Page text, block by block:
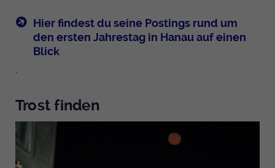
Hier findest du seine Postings rund um
den ersten Jahrestag in Hanau auf einen
Blick
Trost finden